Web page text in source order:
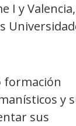
I y
formación
y
sus